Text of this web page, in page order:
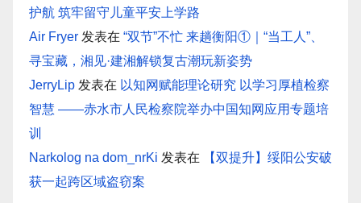
护航 筑牢留守儿童平安上学路
Air Fryer 发表在 “双节”不忙 来趟衡阳①｜“当工人”、
寻宝藏，湘见·建湘解锁复古潮玩新姿势
JerryLip 发表在 以知网赋能理论研究 以学习厚植检察
智慧 ——赤水市人民检察院举办中国知网应用专题培
训
Narkolog na dom_nrKi 发表在
【双提升】绥阳公安破
获一起跨区域盗窃案